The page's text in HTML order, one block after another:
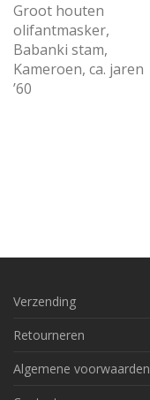
Groot houten
olifantmasker,
Babanki stam,
Kameroen, ca. jaren
’60
Verzending
Retourneren
Algemene voorwaarden